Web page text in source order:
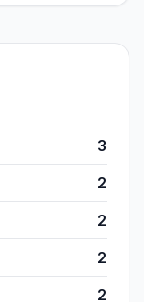
3
2
2
2
2